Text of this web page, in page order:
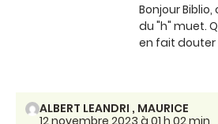
Bonjour
du "h" muet.
en fait douter
ALBERT LEANDRI , MAURICE
12 novembre 2023 à 01 h 02 min